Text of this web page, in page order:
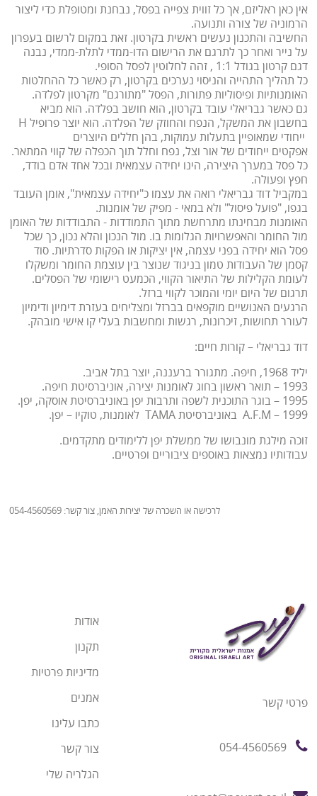
אין כאן ראליזם, אך כל זווית צפייה בפסל, נבחנת ומטופלת כדי ליצור
הרמוניה של צורה ותנועה.
החשיבה והתכנון נעשים ראשית בקרטון. זאת במקום לרשום בעפרון
על נייר ואחר כך לתרגם את הרישום הדו-ממדי לתלת-ממדי, נבנה
דגם קרטון בגודל 1:1 , זהה לחלוטין לפסל הסופי.
כל תהליך התהייה והניסוי נערכים בקרטון, רק כאשר כל ההחלטות
האומנותיות ופיסוליות פתורות, הפסל "מתורגם" מקרטון לפלדה.
גם כאשר גבריאלי עובד בקרטון, הוא חושב בפלדה. הוא מביא
בחשבון את המשקל, הנפח והחוזק של הפלדה. הוא יוצר פרופיל H
ייחודי שמאופיין בתעלות עמוקות, בהן חללים היוצרים
אפקטים ייחודים של אור וצל, נפח וחלל תוך הכפלה של קווי המתאר.
כל פסל במערך היצירה, הינו יחידה עצמאית ובכל אחד אדם בודד,
חפץ ופעולה.
במקביל דוד גבריאלי רואה את עצמו כ"יחידה עצמאית", אומן העובד
בגפו, "פועל פיסול" ולא במאי - מפיק של אומנות.
האומנות מבחינתו מתרחשת מתוך התמודדות - התבודדות של האומן
מול החומר והאפשרויות הגלומות בו. מול הנכון והלא נכון, כך שכל
פסל הוא יחידה בפני עצמה, אין יציקות או הפקות סדרתיות. סוד
קסמן של העבודות טמון בניגוד שנוצר בין עוצמת החומר ומשקלו
לעומת הקלילות של התיאור הקווי, הכמעט רישומי של הפסלים.
תרגום של היום יומי והמוכר לקווי ברזל.
הרגעים האנושיים מוקפאים בברזל ומצליחים בעזרת דימיון ודימיון
לעורר תחושות, זיכרונות, רגשות ומחשבות בעלי קו אישי מובהק.
דוד גבריאלי – קורות חיים:
יליד 1968, חיפה. מתגורר ברעננה, יוצר בתל אביב.
1993 – תואר ראשון בחוג לאומנות יצירה, אוניברסיטת חיפה.
1995 – בוגר התוכנית לשפה ותרבות יפן באוניברסיטת אוסקה, יפן.
1999 – A.F.M באוניברסיטת TAMA לאומנות, טוקיו – יפן.
זוכה מילגת מונבושו של ממשלת יפן ללימודים מתקדמים.
עבודותיו נמצאות באוספים ציבוריים ופרטיים.
לרכישה או השכרה של יצירות האמן, צור קשר: 054-4560569
פרטי קשר
054-4560569
אודות
תקנון
מדיניות פרטיות
אמנים
כתבו עלינו
צור קשר
הגלריה שלי